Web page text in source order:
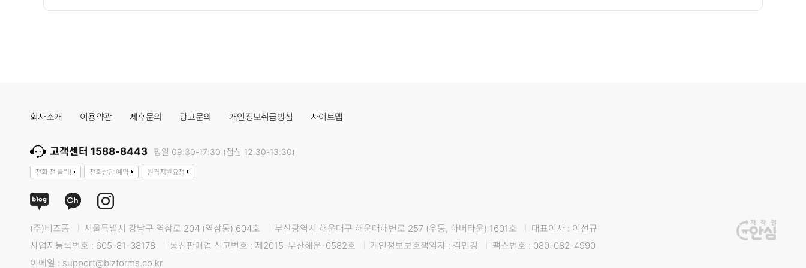
회사소개 이용약관 제휴문의 광고문의 개인정보취급방침 사이트맵
고객센터 1588-8443 평일 09:30-17:30 (점심 12:30-13:30)
전화 전 클릭! 전화상담 예약 원격지원요청
(주)비즈폼 서울특별시 강남구 역삼로 204 (역삼동) 604호 부산광역시 해운대구 해운대해변로 257 (우동, 하버타운) 1601호
대표이사 : 이선규
사업자등록번호 : 605-81-38178
통신판매업 신고번호 : 제2015-부산해운-0582호 개인정보보호책임자 : 김민경
팩스번호 : 080-082-4990
이메일 : support@bizforms.co.kr